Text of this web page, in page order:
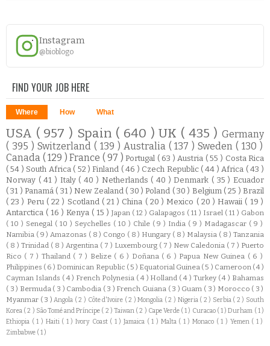
Instagram
@bioblogo
FIND YOUR JOB HERE
Where How What
USA ( 957 ) Spain ( 640 )UK ( 435 )Germany
( 395 ) Switzerland ( 139 ) Australia ( 137 )Sweden( 130 )
Canada ( 129 )France ( 97 )Portugal ( 63 ) Austria ( 55 ) Costa Rica
( 54 ) South Africa ( 52 )Finland ( 46 ) Czech Republic ( 44 ) Africa ( 43 )
Norway ( 41 ) Italy ( 40 ) Netherlands ( 40 )Denmark ( 35 ) Ecuador
( 31 )Panamá ( 31 ) New Zealand ( 30 )Poland ( 30 ) Belgium ( 25 )Brazil
( 23 ) Peru ( 22 ) Scotland ( 21 ) China ( 20 ) Mexico ( 20 )Hawaii ( 19 )
Antarctica ( 16 ) Kenya ( 15 ) Japan ( 12 ) Galapagos ( 11 ) Israel ( 11 ) Gabon
( 10 ) Senegal ( 10 ) Seychelles ( 10 ) Chile ( 9 ) India ( 9 ) Madagascar ( 9 )
Namibia ( 9 ) Amazonas ( 8 ) Congo ( 8 ) Hungary ( 8 ) Malaysia ( 8 ) Tanzania
( 8 ) Trinidad ( 8 ) Argentina ( 7 ) Luxembourg ( 7 ) New Caledonia ( 7 ) Puerto
Rico ( 7 ) Thailand ( 7 ) Belize ( 6 ) Doñana ( 6 ) Papua New Guinea ( 6 )
Philippines ( 6 ) Dominican Republic ( 5 ) Equatorial Guinea ( 5 ) Cameroon ( 4 )
Cayman Islands ( 4 ) French Polynesia ( 4 ) Holland ( 4 ) Turkey ( 4 ) Bahamas
( 3 ) Bermuda ( 3 ) Cambodia ( 3 ) French Guiana ( 3 ) Guam ( 3 ) Morocco ( 3 )
Myanmar ( 3 )Angola ( 2 ) Côte d'Ivoire ( 2 )Mongolia ( 2 ) Nigeria ( 2 ) Serbia ( 2 ) South
Korea ( 2 ) São Tomé and Príncipe ( 2 ) Taiwan ( 2 ) Cape Verde ( 1 ) Curacao ( 1 )Durham ( 1 )
Ethiopia ( 1 ) Haiti ( 1 ) Ivory Coast ( 1 )Jamaica ( 1 ) Malta ( 1 )Monaco ( 1 ) Yemen ( 1 )
Zimbabwe ( 1 )